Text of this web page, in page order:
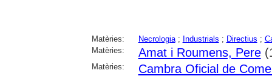
Matèries: Necrologia; Industrials ; Directius ;
Matèries:
Amat i Roumens, Pere
Matèries: Cambra Oficial de